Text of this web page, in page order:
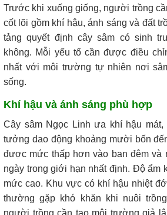
Trước khi xuống giống, người trồng
cốt lõi gồm khí hậu, ánh sáng và đất
tảng quyết định cây sâm có sinh
không. Mỗi yếu tố cần được điều
nhất với môi trường tự nhiên nơi
sống.
Khí hậu và ánh sáng phù hợp
Cây sâm Ngọc Linh ưa khí hậu
tưởng dao động khoảng mười bốn
được mức thấp hơn vào ban đêm và
ngày trong giới hạn nhất định. Độ ẩm
mức cao. Khu vực có khí hậu nhiệt
thường gặp khó khăn khi nuôi